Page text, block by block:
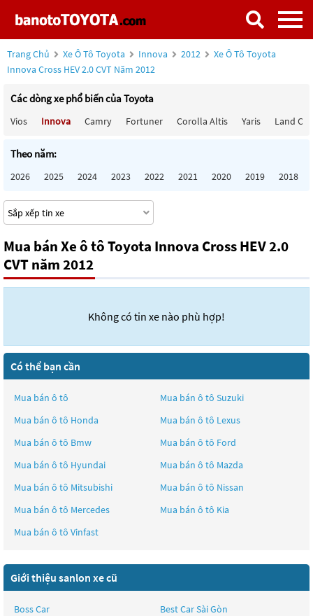
Trang Chủ Xe Ô Tô Toyota Innova 2012
Xe Ô Tô Toyota
Innova Cross HEV 2.0 CVT Năm 2012
Các dòng xe phổ biến của Toyota
Vios Innova Camry Fortuner Corolla Altis Yaris Land
Theo năm:
2026 2025 2024 2023 2022 2021 2020 2019 2018
Mua bán Xe ô tô Toyota Innova Cross HEV 2.0
CVT năm 2012
Không có tin xe nào phù hợp!
Có thể bạn cần
Mua bán ô tô Mua bán ô tô Suzuki
Mua bán ô tô Honda Mua bán ô tô Lexus
Mua bán ô tô Bmw Mua bán ô tô Ford
Mua bán ô tô Hyundai Mua bán ô tô Mazda
Mua bán ô tô Mitsubishi Mua bán ô tô Nissan
Mua bán ô tô Mercedes Mua bán ô tô Kia
Mua bán ô tô Vinfast
Giới thiệu sanlon xe cũ
Boss Car
Best Car Sài Gòn